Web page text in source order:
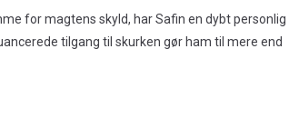
for magtens skyld, har Safin en dybt personlig
tilgang til skurken gør ham til mere end